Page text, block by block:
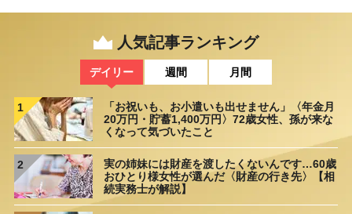
人気記事ランキング
デイリー 週間 月間
1
「お祝いも、お小遣いも出せません」〈年金月
20万円・貯蓄1,400万円〉72歳女性、孫が来な
くなって気づいたこと
2
実の姉妹には財産を渡したくないんです…60歳
おひとり様女性が選んだ〈財産の行き先〉【相
続実務士が解説】